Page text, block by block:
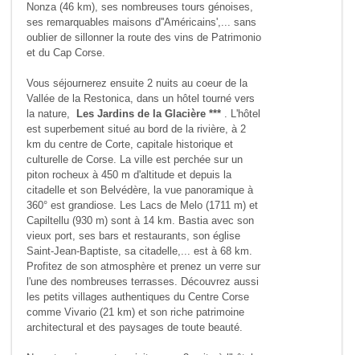
Nonza (46 km), ses nombreuses tours génoises,
ses remarquables maisons d''Américains',... sans
oublier de sillonner la route des vins de Patrimonio
et du Cap Corse.
Vous séjournerez ensuite 2 nuits au coeur de la
Vallée de la Restonica, dans un hôtel tourné vers
la nature,
Les Jardins de la Glacière *** . L'hôtel
est superbement situé au bord de la rivière, à 2
km du centre de Corte, capitale historique et
culturelle de Corse. La ville est perchée sur un
piton rocheux à 450 m d'altitude et depuis la
citadelle et son Belvédère, la vue panoramique à
360° est grandiose. Les Lacs de Melo (1711 m) et
Capiltellu (930 m) sont à 14 km. Bastia avec son
vieux port, ses bars et restaurants, son église
Saint-Jean-Baptiste, sa citadelle,... est à 68 km.
Profitez de son atmosphère et prenez un verre sur
l'une des nombreuses terrasses. Découvrez aussi
les petits villages authentiques du Centre Corse
comme Vivario (21 km) et son riche patrimoine
architectural et des paysages de toute beauté.